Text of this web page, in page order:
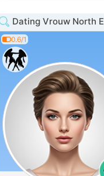
Dating Vrouw North
0.6/1